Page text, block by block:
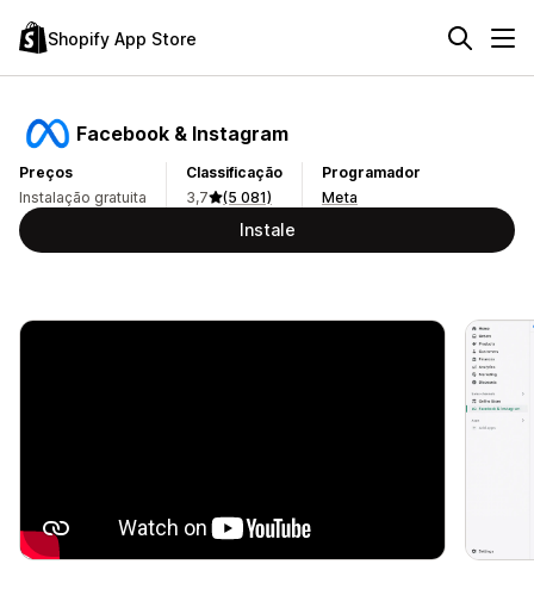
Shopify App Store
Facebook & Instagram
Preços
Instalação gratuita
Classificação
3,7
(5 081)
Programador
Meta
Instale